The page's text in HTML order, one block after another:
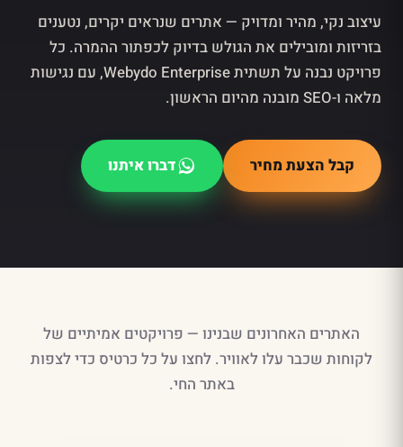
עיצוב נקי, מהיר ומדויק — אתרים שנראים יקרים, נטענים
בזריזות ומובילים את הגולש בדיוק לכפתור ההמרה. כל
פרויקט נבנה על תשתית Webydo Enterprise, עם נגישות
מלאה ו-SEO מובנה מהיום הראשון.
קבל הצעת מחיר דברו איתנו
האתרים האחרונים שבנינו — פרויקטים אמיתיים של
לקוחות שכבר עלו לאוויר. לחצו על כל כרטיס כדי לצפות
באתר החי.